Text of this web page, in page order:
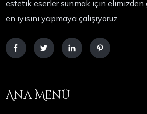
estetik eserler sunmak için elimizden
en iyisini yapmaya çalışıyoruz.
Ana Menü